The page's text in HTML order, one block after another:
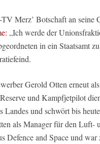
Merz’ Botschaft an seine
„Ich werde der
in ein Staatsamt
Gerold Otten erneut
und Kampfjetpilot
Landes und schwört bis
als Manager für den Luft-
and Space und war